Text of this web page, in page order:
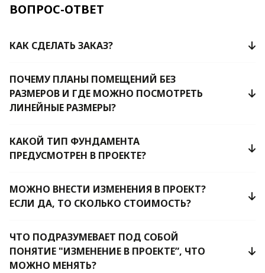
ВОПРОС-ОТВЕТ
КАК СДЕЛАТЬ ЗАКАЗ?
ПОЧЕМУ ПЛАНЫ ПОМЕЩЕНИЙ БЕЗ
РАЗМЕРОВ И ГДЕ МОЖНО ПОСМОТРЕТЬ
ЛИНЕЙНЫЕ РАЗМЕРЫ?
КАКОЙ ТИП ФУНДАМЕНТА
ПРЕДУСМОТРЕН В ПРОЕКТЕ?
МОЖНО ВНЕСТИ ИЗМЕНЕНИЯ В ПРОЕКТ?
ЕСЛИ ДА, ТО СКОЛЬКО СТОИМОСТЬ?
ЧТО ПОДРАЗУМЕВАЕТ ПОД СОБОЙ
ПОНЯТИЕ "ИЗМЕНЕНИЕ В ПРОЕКТЕ”, ЧТО
МОЖНО МЕНЯТЬ?